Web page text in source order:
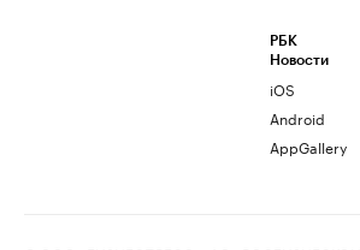
РБК
Новости
iOS
Android
AppGallery